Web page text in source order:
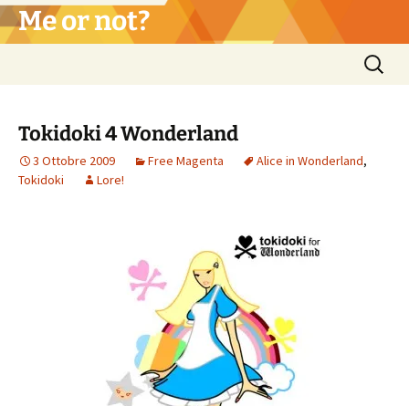
Vai
al Me or not?
Ricerca
per:
Tokidoki 4 Wonderland
3 Ottobre 2009 Free Magenta Alice in Wonderland,
Tokidoki
Lore!